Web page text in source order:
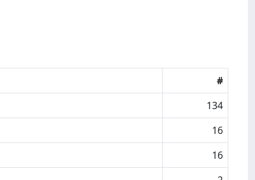
#
134
16
16